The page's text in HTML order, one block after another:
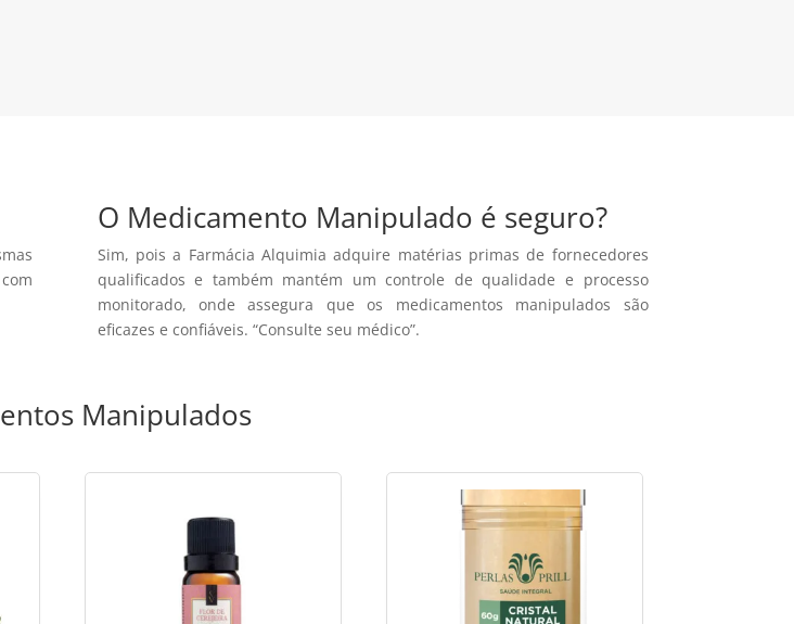
O Medicamento Manipulado é seguro?
Sim, pois a Farmácia Alquimia adquire matérias primas de fornecedores
qualificados e também mantém um controle de qualidade e processo
monitorado, onde assegura que os medicamentos manipulados são
eficazes e confiáveis. “Consulte seu médico”.
Manipulados